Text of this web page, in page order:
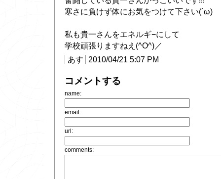
寒さに負けず体にお気をつけて下さい(´ω)
私も貴一さんをエネルギ−にして
学校頑張りますねえ(^O^)／
あす
2010/04/21 5:07 PM
コメントする
name:
email:
url:
comments: